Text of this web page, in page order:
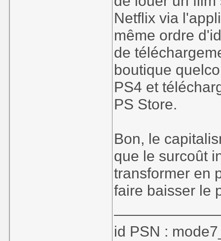
Netflix via
même ordre
de
boutique
PS4 et
PS Store.
Bon, le
que le surcoût
transformer en
faire baisser le
id PSN :